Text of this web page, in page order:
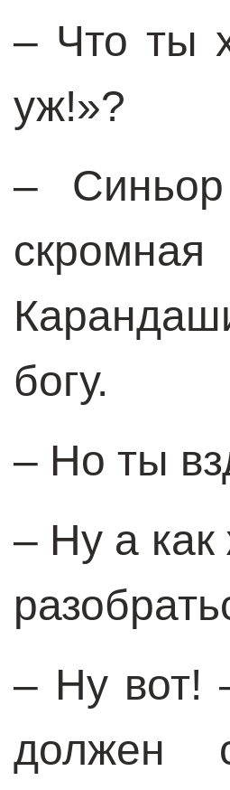
– Что ты
уж!»?
– Синьор
богу.
– Но ты
– Ну а как
– Ну вот!
должен